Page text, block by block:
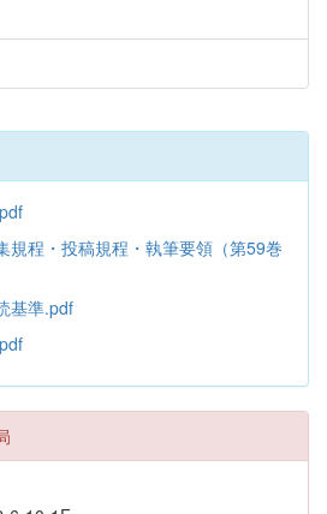
規程・投稿規程・執筆要領（第59巻
基準.pdf